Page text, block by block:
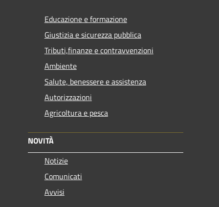
Educazione e formazione
Giustizia e sicurezza pubblica
Tributi,finanze e contravvenzioni
Ambiente
Salute, benessere e assistenza
Autorizzazioni
Agricoltura e pesca
NOVITÀ
Notizie
Comunicati
Avvisi